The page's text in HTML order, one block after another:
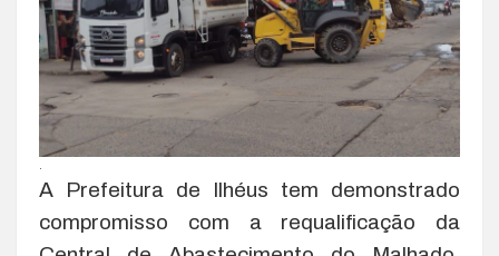
.
A Prefeitura de Ilhéus tem demonstrado
compromisso com a requalificação da